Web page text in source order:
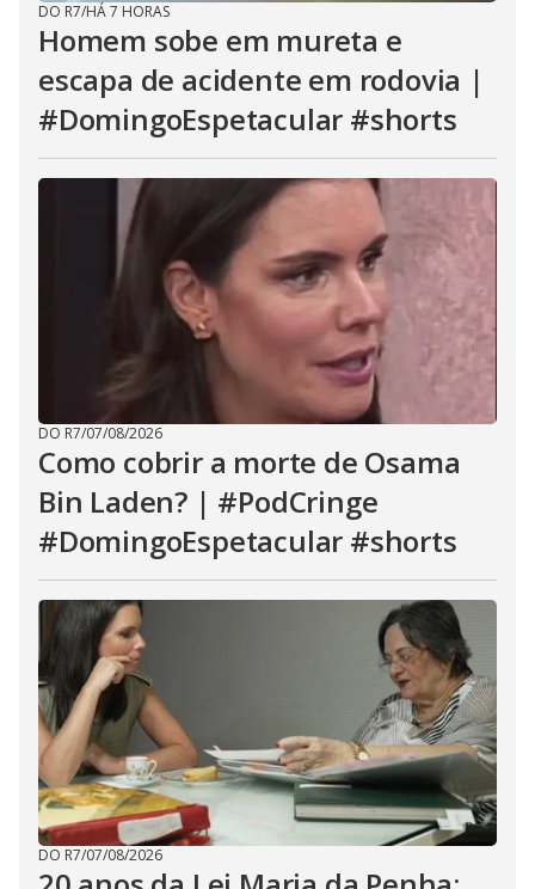
DO R7/HÁ 7 HORAS
Homem sobe em mureta e
escapa de acidente em rodovia |
#DomingoEspetacular #shorts
DO R7/07/08/2026
Como cobrir a morte de Osama
Bin Laden? | #PodCringe
#DomingoEspetacular #shorts
DO R7/07/08/2026